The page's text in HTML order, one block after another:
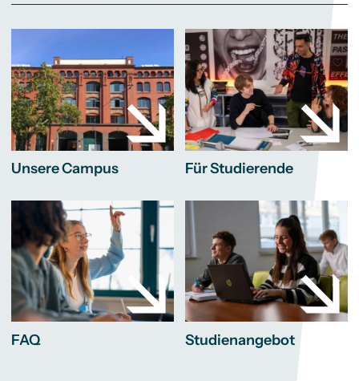
Unsere Campus Für Studierende
FAQ Studienangebot